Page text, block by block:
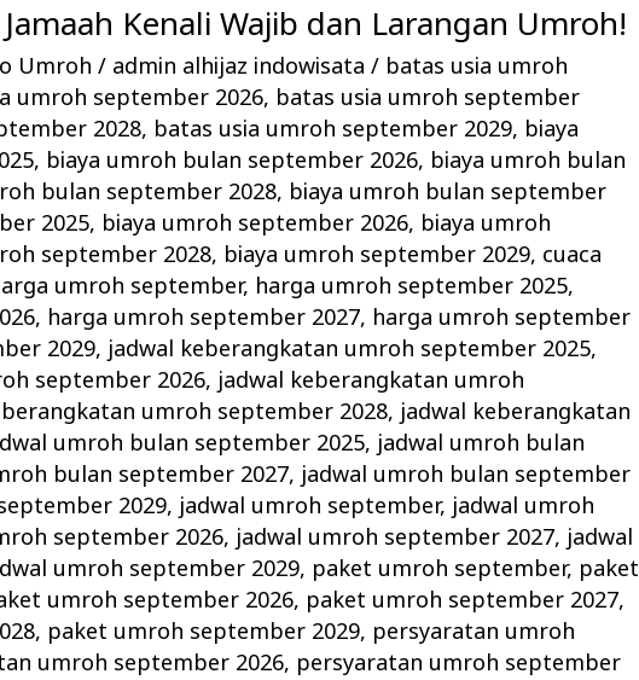
Kenali Wajib dan Larangan Umroh!
Umroh / admin alhijaz indowisata/ batas usia umroh
umroh september 2026, batas usia umroh september
2028, batas usia umroh september 2029, biaya
, biaya umroh bulan september 2026, biaya umroh bulan
bulan september 2028, biaya umroh bulan september
2025, biaya umroh september 2026, biaya umroh
september 2028, biaya umroh september 2029, cuaca
umroh september, harga umroh september 2025,
, harga umroh september 2027, harga umroh september
2029, jadwal keberangkatan umroh september 2025,
september 2026, jadwal keberangkatan umroh
umroh september 2028, jadwal keberangkatan
umroh bulan september 2025, jadwal umroh bulan
bulan september 2027, jadwal umroh bulan september
2029, jadwal umroh september, jadwal umroh
september 2026, jadwal umroh september 2027, jadwal
umroh september 2029, paket umroh september, paket
umroh september 2026, paket umroh september 2027,
, paket umroh september 2029, persyaratan umroh
umroh september 2026, persyaratan umroh september